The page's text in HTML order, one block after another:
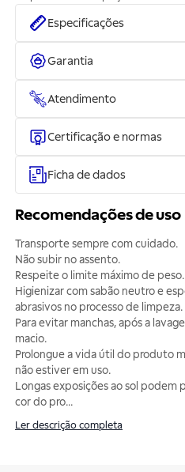
Especificações
Garantia
Atendimento
Certificação e normas
Ficha de dados
Recomendações de uso
Transporte sempre com cuidado.
Não subir no assento.
Respeite o limite máximo de peso.
Higienizar com sabão neutro e
abrasivos no processo de limpeza.
Para evitar manchas, após a
macio.
Prolongue a vida útil do produto
não estiver em uso.
Longas exposições ao sol podem
cor do pro...
Ler descrição completa